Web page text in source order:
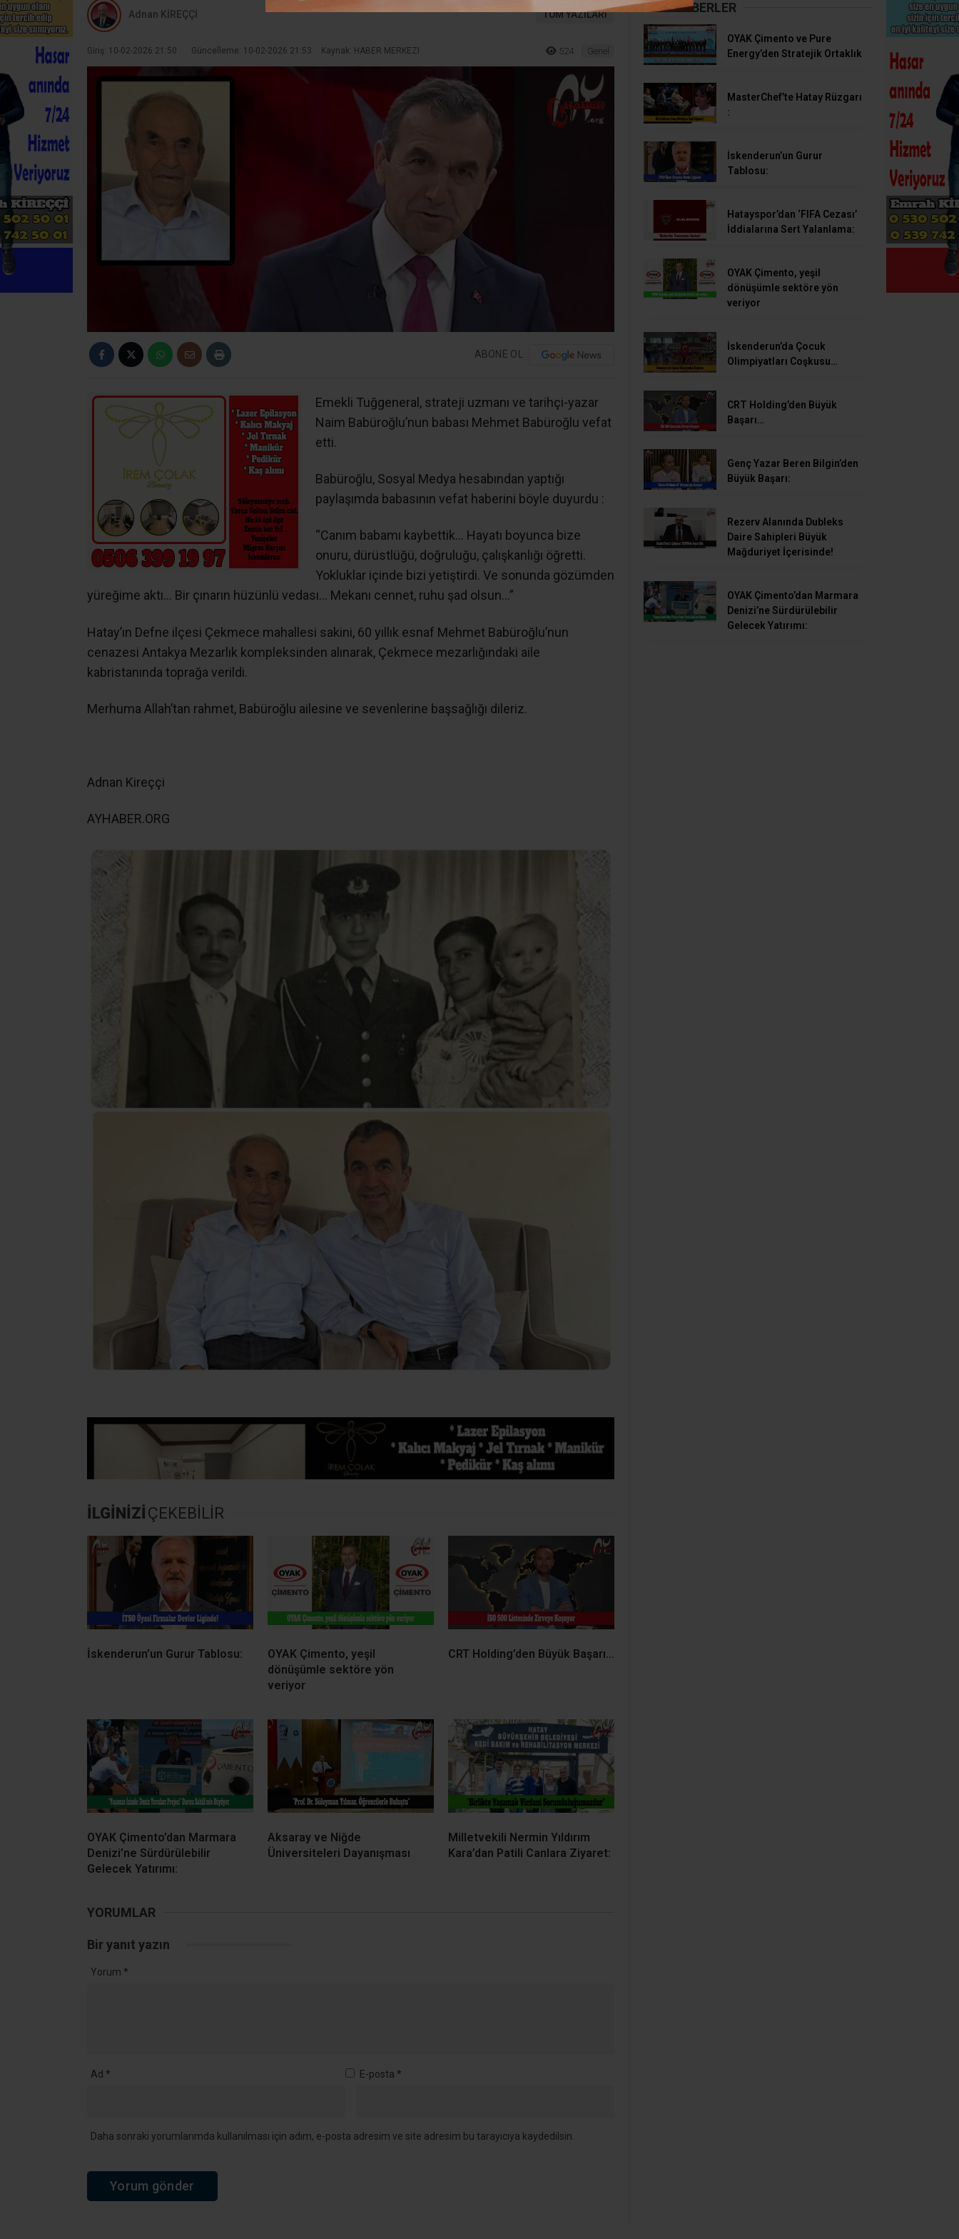
Adnan KİREÇÇİ TÜM YAZILARI
Giriş: 10-02-2026 21:50 Güncelleme: 10-02-2026 21:53 Kaynak: HABER MERKEZI 524 Genel
ABONE OL
Emekli Tuğgeneral, strateji uzmanı ve tarihçi-yazar
Naim Babüroğlu’nun babası Mehmet Babüroğlu vefat
etti.
Babüroğlu, Sosyal Medya hesabından yaptığı
paylaşımda babasının vefat haberini böyle duyurdu :
“Canım babamı kaybettik… Hayatı boyunca bize
onuru, dürüstlüğü, doğruluğu, çalışkanlığı öğretti.
Yokluklar içinde bizi yetiştirdi. Ve sonunda gözümden
yüreğime aktı… Bir çınarın hüzünlü vedası… Mekanı cennet, ruhu şad olsun…”
Hatay’ın Defne ilçesi Çekmece mahallesi sakini, 60 yıllık esnaf Mehmet Babüroğlu’nun
cenazesi Antakya Mezarlık kompleksinden alınarak, Çekmece mezarlığındaki aile
kabristanında toprağa verildi.
Merhuma Allah’tan rahmet, Babüroğlu ailesine ve sevenlerine başsağlığı dileriz.
Adnan Kireççi
AYHABER.ORG
İLGİNİZİ ÇEKEBİLİR
İskenderun’un Gurur Tablosu:
OYAK Çimento, yeşil
dönüşümle sektöre yön
veriyor
CRT Holding’den Büyük Başarı…
OYAK Çimento’dan Marmara
Denizi’ne Sürdürülebilir
Gelecek Yatırımı:
Aksaray ve Niğde
Üniversiteleri Dayanışması
Milletvekili Nermin Yıldırım
Kara’dan Patili Canlara Ziyaret:
YORUMLAR
Bir yanıt yazın
Yorum *
Ad * E-posta *
Daha sonraki yorumlarımda kullanılması için adım, e-posta adresim ve site adresim bu tarayıcıya kaydedilsin.
SON HABERLER
OYAK Çimento ve Pure
Energy’den Stratejik Ortaklık
MasterChef’te Hatay Rüzgarı
:
İskenderun’un Gurur
Tablosu:
Hatayspor’dan ‘FIFA Cezası’
İddialarına Sert Yalanlama:
OYAK Çimento, yeşil
dönüşümle sektöre yön
veriyor
İskenderun’da Çocuk
Olimpiyatları Coşkusu…
CRT Holding’den Büyük
Başarı…
Genç Yazar Beren Bilgin’den
Büyük Başarı:
Rezerv Alanında Dubleks
Daire Sahipleri Büyük
Mağduriyet İçerisinde!
OYAK Çimento’dan Marmara
Denizi’ne Sürdürülebilir
Gelecek Yatırımı: